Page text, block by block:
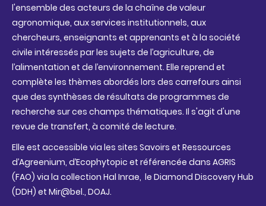
l'ensemble des acteurs de la chaîne de valeur
agronomique, aux services institutionnels, aux
chercheurs, enseignants et apprenants et à la société
civile intéressés par les sujets de l’agriculture, de
l’alimentation et de l’environnement. Elle reprend et
complète les thèmes abordés lors des carrefours ainsi
que des synthèses de résultats de programmes de
recherche sur ces champs thématiques. Il s'agit d'une
revue de transfert, à comité de lecture.
Elle est accessible via les sites Savoirs et Ressources
d’Agreenium, d’Ecophytopic et référencée dans AGRIS
(FAO) via la collection Hal Inrae, le Diamond Discovery Hub
(DDH) et Mir@bel., DOAJ.